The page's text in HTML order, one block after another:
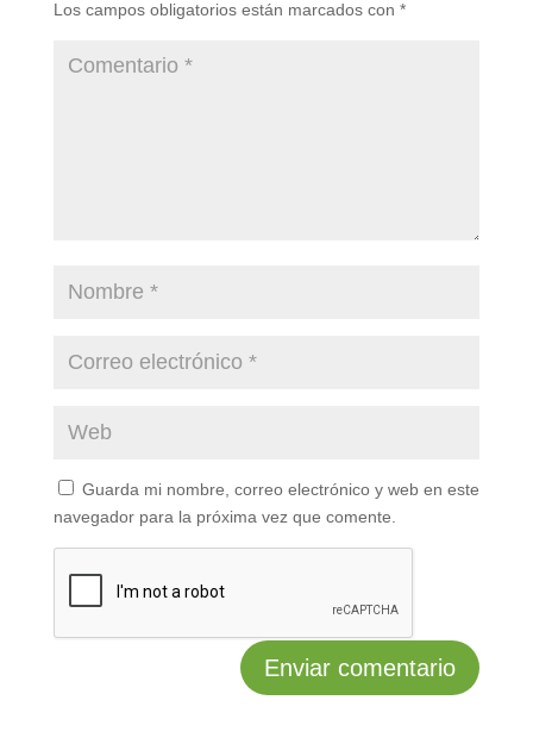
Los campos obligatorios están marcados con *
Guarda mi nombre, correo electrónico y web en este
navegador para la próxima vez que comente.